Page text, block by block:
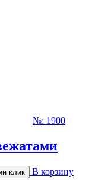
№: 1900
клик В корзину